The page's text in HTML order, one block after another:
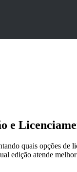
e
quais opções
edição atende